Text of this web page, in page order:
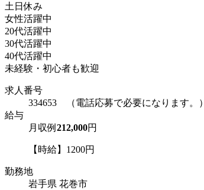
土日休み
女性活躍中
20代活躍中
30代活躍中
40代活躍中
未経験・初心者も歓迎
求人番号
334653 （電話応募で必要になります。）
給与
月収例 212,000円
【時給】1200円
勤務地
岩手県 花巻市